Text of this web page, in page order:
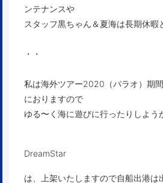
ンテナンスや
スタッフ黒ちゃん＆夏海は長期休暇
・・
私は海外ツアー2020（パラオ）期
におりますので
ゆる〜く海に遊びに行ったりしよう
DreamStar
は、上架いたしますので自船出港は